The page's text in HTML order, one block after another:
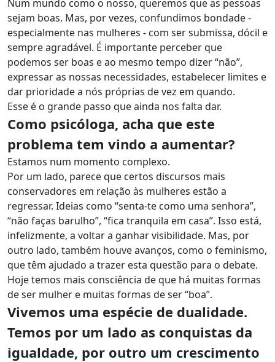
Num mundo como o nosso, queremos que as pessoas
sejam boas. Mas, por vezes, confundimos bondade -
especialmente nas mulheres - com ser submissa, dócil e
sempre agradável. É importante perceber que
podemos ser boas e ao mesmo tempo dizer “não”,
expressar as nossas necessidades, estabelecer limites e
dar prioridade a nós próprias de vez em quando.
Esse é o grande passo que ainda nos falta dar.
Como psicóloga, acha que este
problema tem vindo a aumentar?
Estamos num momento complexo.
Por um lado, parece que certos discursos mais
conservadores em relação às mulheres estão a
regressar. Ideias como “senta-te como uma senhora”,
“não faças barulho”, “fica tranquila em casa”. Isso está,
infelizmente, a voltar a ganhar visibilidade. Mas, por
outro lado, também houve avanços, como o feminismo,
que têm ajudado a trazer esta questão para o debate.
Hoje temos mais consciência de que há muitas formas
de ser mulher e muitas formas de ser “boa”.
Vivemos uma espécie de dualidade.
Temos por um lado as conquistas da
igualdade, por outro um crescimento